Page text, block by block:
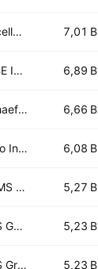
Accelleron Industries AG 7,01 B
NIBE Industrier AB Class B 6,89 B
Schaeffler AG 6,66 B
Oklo Inc. Class A 6,08 B
TKMS AG & Co. KGaA 5,27 B
SFS Group AG 5,23 B
SFS Group AG 5,23 B